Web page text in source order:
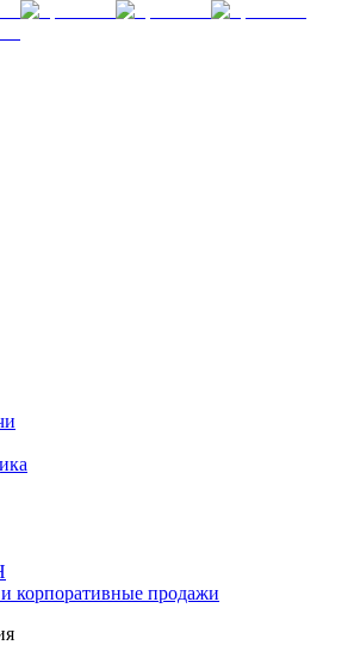
корпоративные продажи